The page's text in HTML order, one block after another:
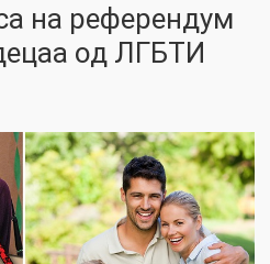
на референдум
од ЛГБТИ